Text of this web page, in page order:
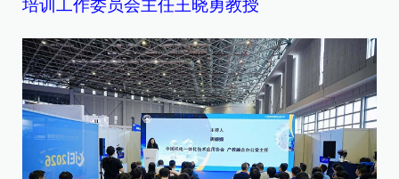
培训工作委员会主任王晓勇教授